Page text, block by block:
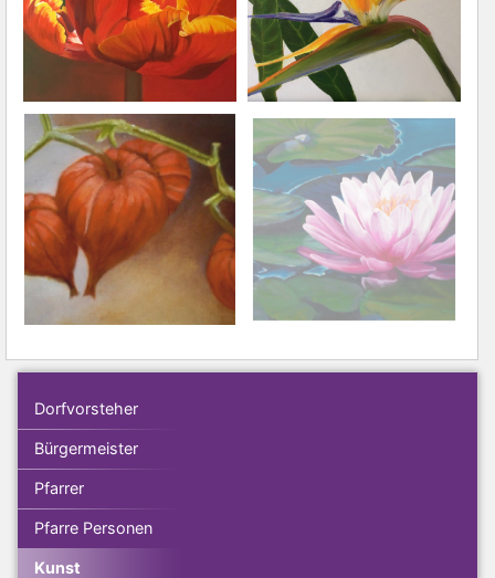
Dorfvorsteher
Bürgermeister
Pfarrer
Pfarre Personen
Kunst